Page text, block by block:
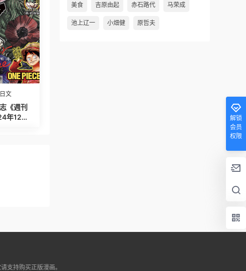
日文
《週刊
美食 吉原由起 赤石路代 马荣成
池上辽一 小畑健 原哲夫
持购买正版漫画。
解锁
会员
权限